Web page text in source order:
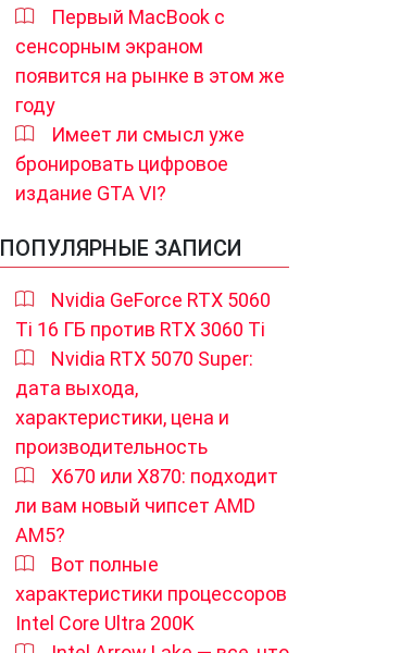
Первый MacBook с
сенсорным экраном
появится на рынке в этом же
году
Имеет ли смысл уже
бронировать цифровое
издание GTA VI?
ПОПУЛЯРНЫЕ ЗАПИСИ
Nvidia GeForce RTX 5060
Ti 16 ГБ против RTX 3060 Ti
Nvidia RTX 5070 Super:
дата выхода,
характеристики, цена и
производительность
X670 или X870: подходит
ли вам новый чипсет AMD
AM5?
Вот полные
характеристики процессоров
Intel Core Ultra 200K